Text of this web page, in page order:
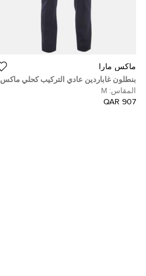
ماكس مارا
بنطلون غاباردين عادي التركيب كحلي ماكس
مارا مقاس متوسط
المقاس: M
907 QAR